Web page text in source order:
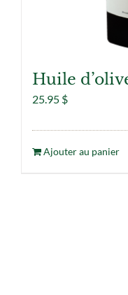
Huile
25.95 $
Ajouter au panier